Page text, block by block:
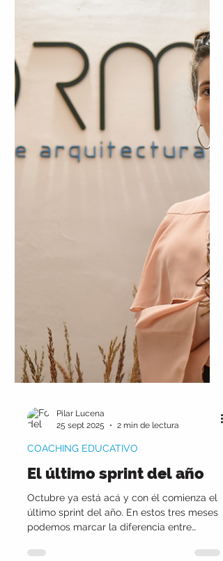
Porque no se trata solo de lo que hacés,
sino de quién estás eligiendo ser mientras
crecés como profesional.
Pilar Lucena
25 sept 2025
2 min de lectura
COACHING EDUCATIVO
El último sprint del año